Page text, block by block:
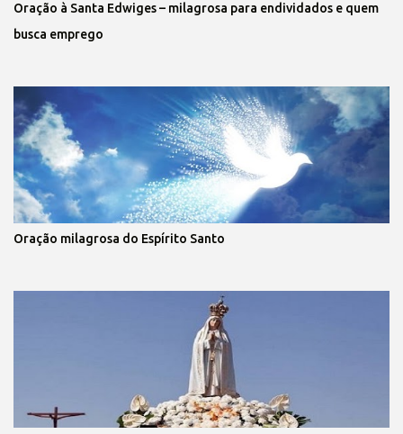
Oração à Santa Edwiges – milagrosa para endividados e quem
busca emprego
Oração milagrosa do Espírito Santo